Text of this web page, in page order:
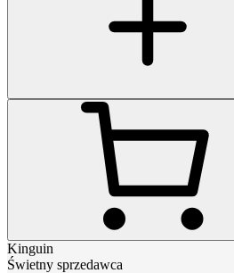
Kinguin
Świetny sprzedawca